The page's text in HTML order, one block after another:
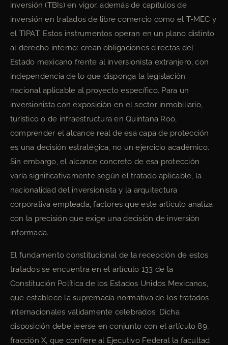
inversión (TBIs) en vigor, además de capítulos de
inversión en tratados de libre comercio como el T-MEC y
el TIPAT. Estos instrumentos operan en un plano distinto
al derecho interno: crean obligaciones directas del
Estado mexicano frente al inversionista extranjero, con
independencia de lo que disponga la legislación
nacional aplicable al proyecto específico. Para un
inversionista con exposición en el sector inmobiliario,
turístico o de infraestructura en Quintana Roo,
comprender el alcance real de esa capa de protección
es una decisión estratégica, no un ejercicio académico.
Sin embargo, el alcance concreto de esa protección
varía significativamente según el tratado aplicable, la
nacionalidad del inversionista y la arquitectura
corporativa empleada, factores que este artículo analiza
con la precisión que exige una decisión de inversión
informada.
El fundamento constitucional de la recepción de estos
tratados se encuentra en el artículo 133 de la
Constitución Política de los Estados Unidos Mexicanos,
que establece la supremacía normativa de los tratados
internacionales válidamente celebrados. Dicha
disposición debe leerse en conjunto con el artículo 89,
fracción X, que confiere al Ejecutivo Federal la facultad